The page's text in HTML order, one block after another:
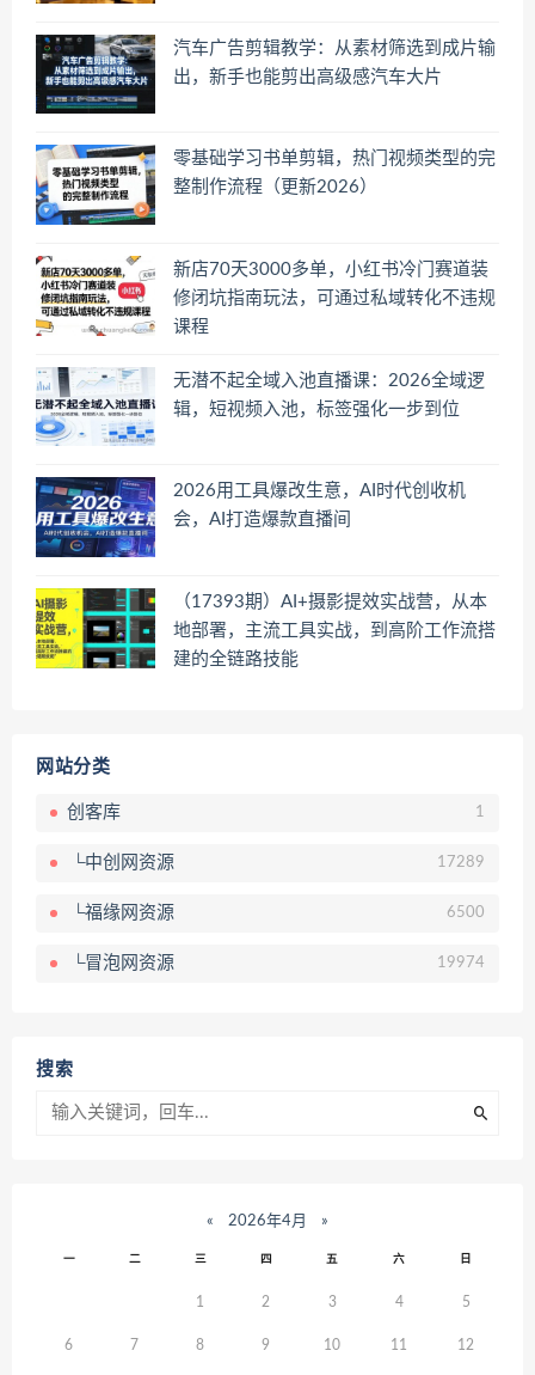
汽车广告剪辑教学：从素材筛选到成片输
出，新手也能剪出高级感汽车大片
零基础学习书单剪辑，热门视频类型的完
整制作流程（更新2026）
新店70天3000多单，小红书冷门赛道装
修闭坑指南玩法，可通过私域转化不违规
课程
无潜不起全域入池直播课：2026全域逻
辑，短视频入池，标签强化一步到位
2026用工具爆改生意，AI时代创收机
会，AI打造爆款直播间
（17393期）AI+摄影提效实战营，从本
地部署，主流工具实战，到高阶工作流搭
建的全链路技能
网站分类
创客库 1
└中创网资源 17289
└福缘网资源 6500
└冒泡网资源 19974
搜索
« 2026年4月 »
一 二 三 四 五 六 日
1 2 3 4 5
6 7 8 9 10 11 12